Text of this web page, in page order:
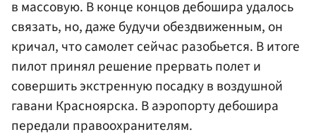
в массовую. В конце концов дебошира удалось
связать, но, даже будучи обездвиженным, он
кричал, что самолет сейчас разобьется. В итоге
пилот принял решение прервать полет и
совершить экстренную посадку в воздушной
гавани Красноярска. В аэропорту дебошира
передали правоохранителям.